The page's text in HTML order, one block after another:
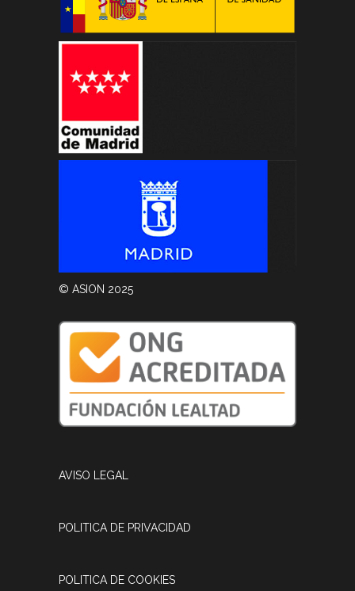
© ASION 2025
AVISO LEGAL
POLITICA DE PRIVACIDAD
POLITICA DE COOKIES